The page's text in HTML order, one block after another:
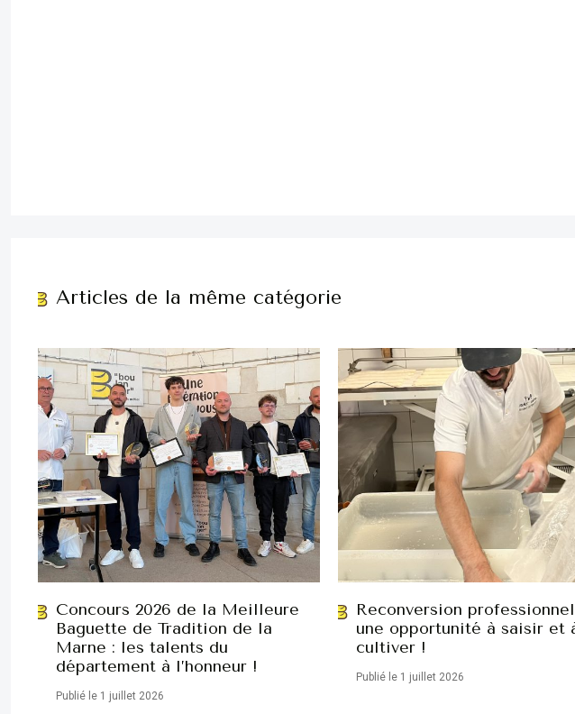
Articles de la même catégorie
Concours 2026 de la Meilleure
Baguette de Tradition de la
Marne : les talents du
département à l’honneur !
Publié le 1 juillet 2026
Reconversion
une opportunité à saisir et
cultiver !
Publié le 1 juillet 2026